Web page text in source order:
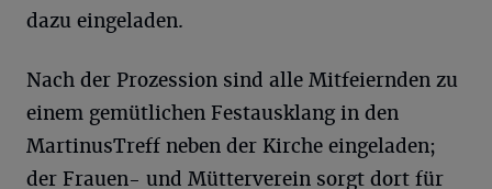
dazu eingeladen.
Nach der Prozession sind alle Mitfeiernden zu
einem gemütlichen Festausklang in den
MartinusTreff neben der Kirche eingeladen;
der Frauen- und Mütterverein sorgt dort für